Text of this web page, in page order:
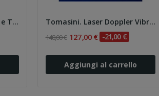
Rossi. Misure Meccaniche e Termiche Tomasini. Laser Doppler Vibrometry
148,00 € 127,00 € -21,00 €
Aggiungi al carrello